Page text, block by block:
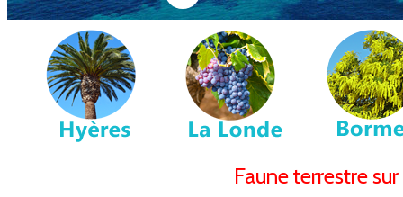
Faune terrestre